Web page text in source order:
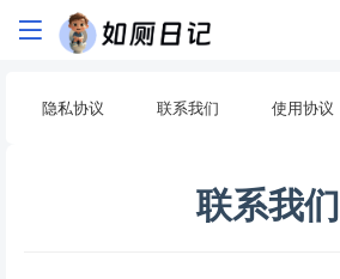
隐私协议 联系我们 使用协议
联系我们